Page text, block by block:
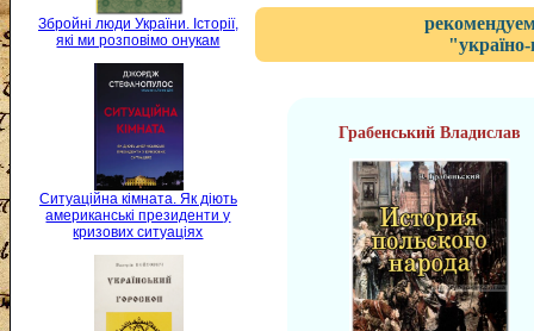
Збройні люди України. Історії,
які ми розповімо онукам
Ситуаційна кімната. Як діють
американські президенти у
кризових ситуаціях
Грабенський Владислав